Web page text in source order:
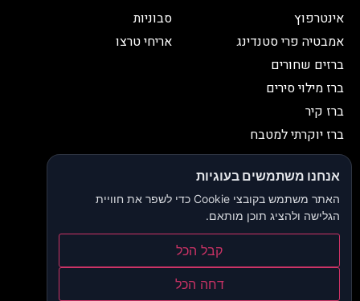
אינטרפוץ
אמבטיה פרי סטנדינג
ברזים שחורים
ברז מילוי סירים
ברז קיר
ברז יוקרתי למטבח
סבוניות
אריחי טרצו
יצירת קשר
03-9335335
052-2653038
sbeiruty@gmail.com
אולם תצוגה:דרך האורנים 23, רינתיה
אנחנו משתמשים בעוגיות
האתר משתמש בקובצי Cookie כדי לשפר את חוויית
הגלישה ולהציג תוכן מותאם.
קבל הכל
דחה הכל